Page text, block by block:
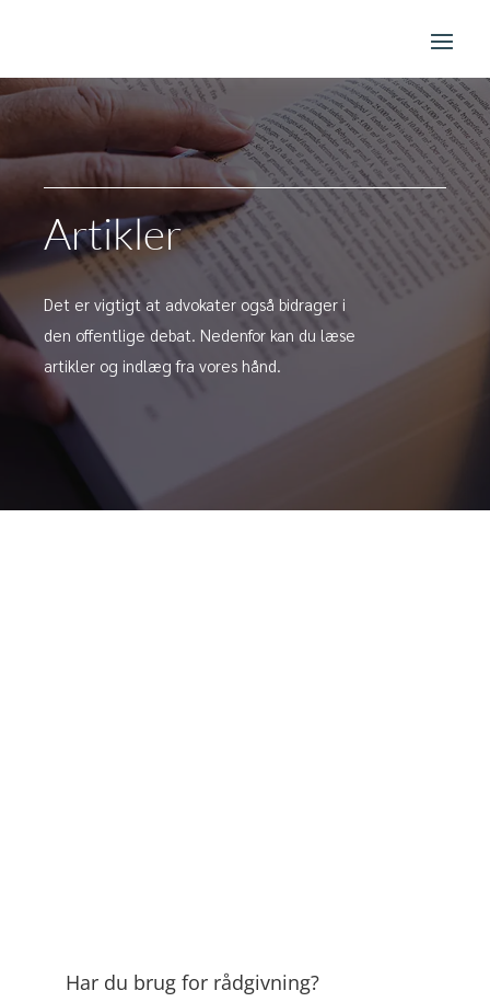
Artikler
Det er vigtigt at advokater også bidrager i
den offentlige debat. Nedenfor kan du læse
artikler og indlæg fra vores hånd.
Har du brug for rådgivning?